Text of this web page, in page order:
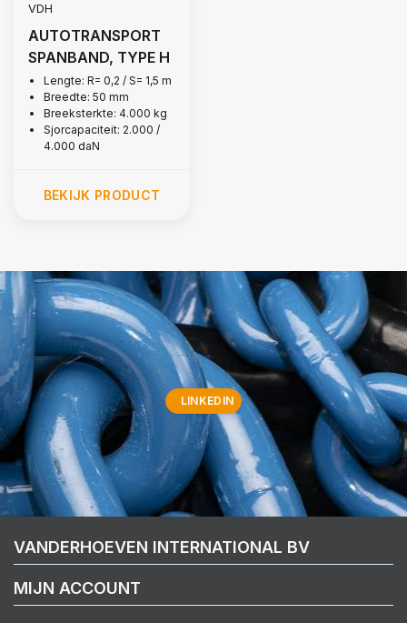
VDH
AUTOTRANSPORT
SPANBAND, TYPE H
Lengte: R= 0,2 / S= 1,5 m
Breedte: 50 mm
Breeksterkte: 4.000 kg
Sjorcapaciteit: 2.000 /
4.000 daN
BEKIJK PRODUCT
LINKEDIN
VANDERHOEVEN INTERNATIONAL BV
MIJN ACCOUNT